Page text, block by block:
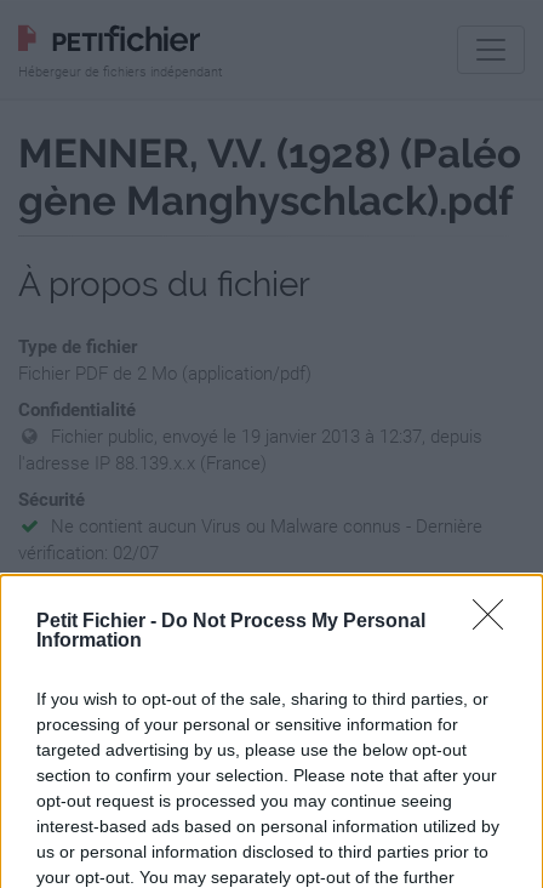
Petit Fichier - Do Not Process My Personal
Information
If you wish to opt-out of the sale, sharing to third parties, or
processing of your personal or sensitive information for
targeted advertising by us, please use the below opt-out
section to confirm your selection. Please note that after your
opt-out request is processed you may continue seeing
interest-based ads based on personal information utilized by
us or personal information disclosed to third parties prior to
your opt-out. You may separately opt-out of the further
Hébergeur de fichiers indépendant
MENNER, V.V. (1928) (Paléo
gène Manghyschlack).pdf
À propos du fichier
Type de fichier
Fichier PDF de 2 Mo (application/pdf)
Confidentialité
Fichier public, envoyé le 19 janvier 2013 à 12:37, depuis
l'adresse IP 88.139.x.x (France)
Sécurité
Ne contient aucun Virus ou Malware connus - Dernière
vérification: 02/07
La présente page de téléchargement a été vue 1339 fois depuis
l'envoi du fichier
https://www.petit-fichier.fr/2013/01/19/menner-v-v-1928-
paleogene-manghyschlack/
Copier
Partager le fichier MENNER, V.V.